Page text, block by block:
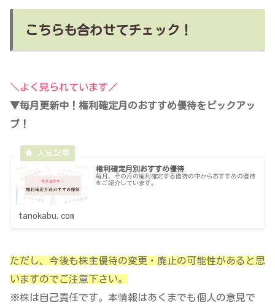
こちらも合わせてチェック！
＼よく見られています／
▼毎月更新中！権利確定月のおすすめ優待をピックアッ
プ！
権利確定月別おすすめ優待
毎月、その月の権利確定する優待の中からおすすめの優待
をご紹介しています。
tanokabu.com
ただし、今後も株主優待の変更・廃止の可能性があると思
いますのでご注意下さい。
※株は自己責任です。本情報はあくまでも個人の意見で